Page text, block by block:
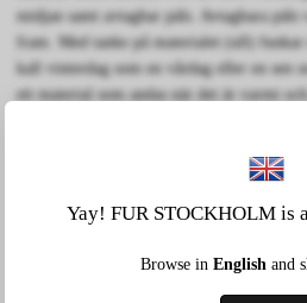
midjan samt avtagbar päls. Avtagbara
fram. Med tanke på materialet (ull)
kall vinterdag som en vårdag eller en sen
ett material som andas när det är varmt
Om du har frågor angående storlekar eller
Yay! FUR STOCKHOLM is
Browse in English and